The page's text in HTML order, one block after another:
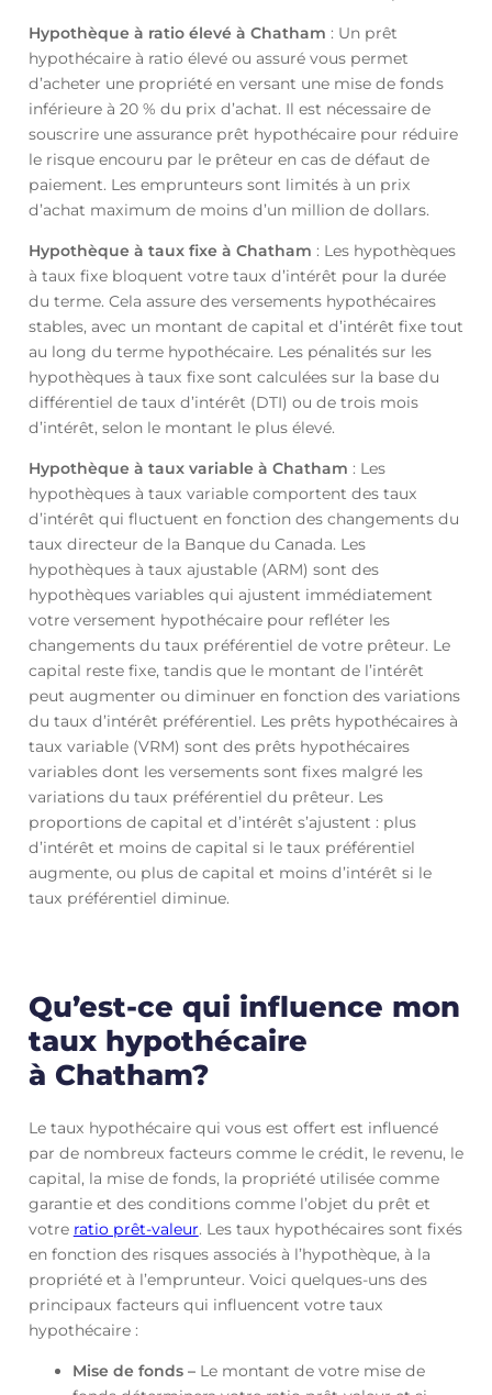
Hypothèque à ratio élevé à Chatham : Un prêt
hypothécaire à ratio élevé ou assuré vous permet
d’acheter une propriété en versant une mise de fonds
inférieure à 20 % du prix d’achat. Il est nécessaire de
souscrire une assurance prêt hypothécaire pour réduire
le risque encouru par le prêteur en cas de défaut de
paiement. Les emprunteurs sont limités à un prix
d’achat maximum de moins d’un million de dollars.
Hypothèque à taux fixe à Chatham : Les hypothèques
à taux fixe bloquent votre taux d’intérêt pour la durée
du terme. Cela assure des versements hypothécaires
stables, avec un montant de capital et d’intérêt fixe tout
au long du terme hypothécaire. Les pénalités sur les
hypothèques à taux fixe sont calculées sur la base du
différentiel de taux d’intérêt (DTI) ou de trois mois
d’intérêt, selon le montant le plus élevé.
Hypothèque à taux variable à Chatham : Les
hypothèques à taux variable comportent des taux
d’intérêt qui fluctuent en fonction des changements du
taux directeur de la Banque du Canada. Les
hypothèques à taux ajustable (ARM) sont des
hypothèques variables qui ajustent immédiatement
votre versement hypothécaire pour refléter les
changements du taux préférentiel de votre prêteur. Le
capital reste fixe, tandis que le montant de l’intérêt
peut augmenter ou diminuer en fonction des variations
du taux d’intérêt préférentiel. Les prêts hypothécaires à
taux variable (VRM) sont des prêts hypothécaires
variables dont les versements sont fixes malgré les
variations du taux préférentiel du prêteur. Les
proportions de capital et d’intérêt s’ajustent : plus
d’intérêt et moins de capital si le taux préférentiel
augmente, ou plus de capital et moins d’intérêt si le
taux préférentiel diminue.
Qu’est-ce qui influence mon
taux hypothécaire
à Chatham?
Le taux hypothécaire qui vous est offert est influencé
par de nombreux facteurs comme le crédit, le revenu, le
capital, la mise de fonds, la propriété utilisée comme
garantie et des conditions comme l’objet du prêt et
votre ratio prêt-valeur. Les taux hypothécaires sont fixés
en fonction des risques associés à l’hypothèque, à la
propriété et à l’emprunteur. Voici quelques-uns des
principaux facteurs qui influencent votre taux
hypothécaire :
Mise de fonds – Le montant de votre mise de